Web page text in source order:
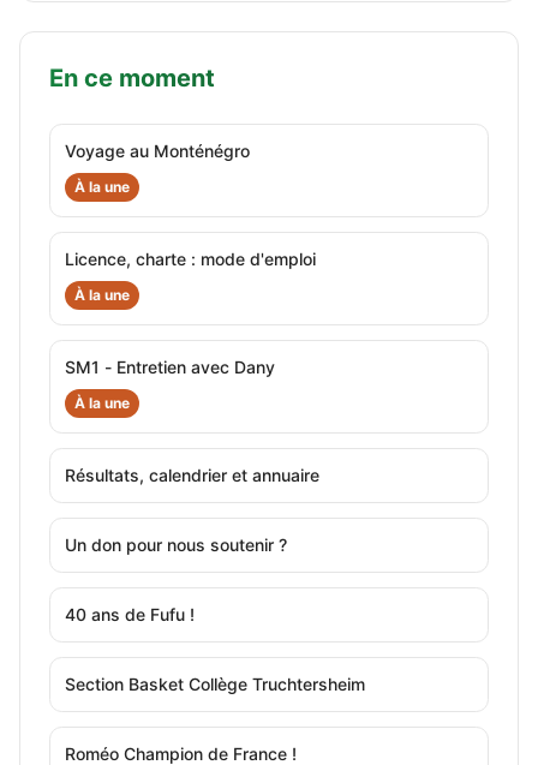
En ce moment
Voyage au Monténégro
À la une
Licence, charte : mode d'emploi
À la une
SM1 - Entretien avec Dany
À la une
Résultats, calendrier et annuaire
Un don pour nous soutenir ?
40 ans de Fufu !
Section Basket Collège Truchtersheim
Roméo Champion de France !